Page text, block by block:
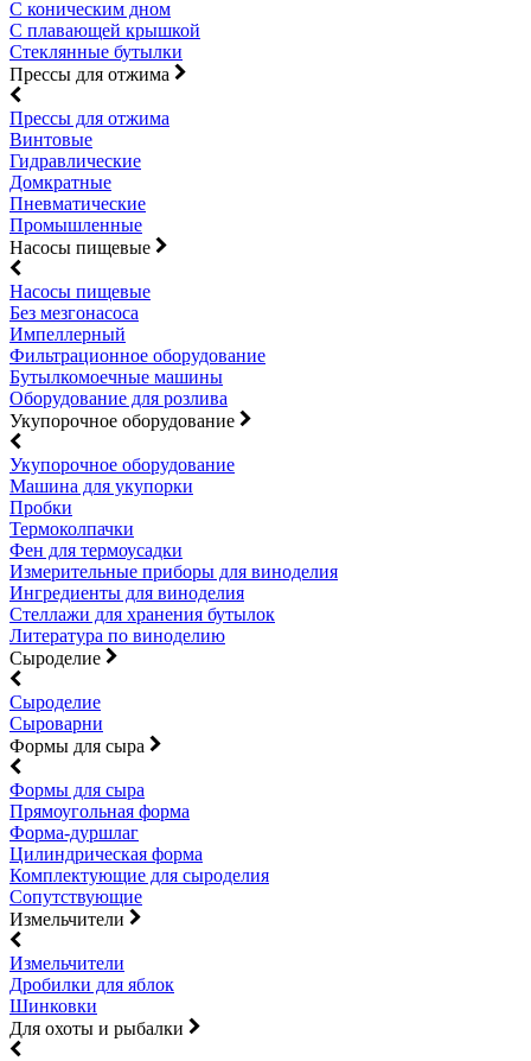
С коническим дном
С плавающей крышкой
Стеклянные бутылки
Прессы для отжима
Прессы для отжима
Винтовые
Гидравлические
Домкратные
Пневматические
Промышленные
Насосы пищевые
Насосы пищевые
Без мезгонасоса
Импеллерный
Фильтрационное оборудование
Бутылкомоечные машины
Оборудование для розлива
Укупорочное оборудование
Укупорочное оборудование
Машина для укупорки
Пробки
Термоколпачки
Фен для термоусадки
Измерительные приборы для виноделия
Ингредиенты для виноделия
Стеллажи для хранения бутылок
Литература по виноделию
Сыроделие
Сыроделие
Сыроварни
Формы для сыра
Формы для сыра
Прямоугольная форма
Форма-дуршлаг
Цилиндрическая форма
Комплектующие для сыроделия
Сопутствующие
Измельчители
Измельчители
Дробилки для яблок
Шинковки
Для охоты и рыбалки